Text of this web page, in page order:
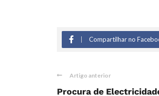
Compartilhar no
Artigo anterior
Procura de